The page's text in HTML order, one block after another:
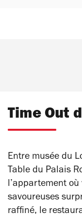
Time Out
Entre musée du
Table du Palais
l’appartement
savoureuses
raffiné, le